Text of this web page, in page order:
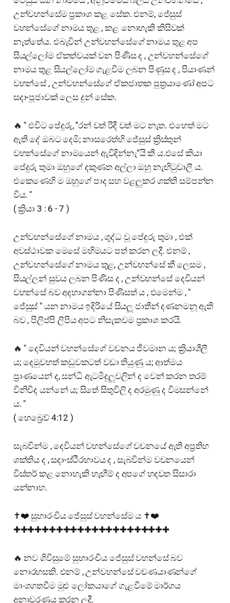
උන්වහන්සේම ප්‍රකාශ කළ සේක. එනම්, ජේසුස්
වහන්සේගේ නාමය තුළ , කළ නොහැකි කිසිවක්
නැත්තේය. එබැවින් උන්වහන්සේගේ නාමය තුළ අප
සියල්ලෝම ඒකත්වයක් වන පිණිස ද , උන්වහන්සේගේ
නාමය තුළ සියල්ලෝම ගැළවීම ලබන පිණුස ද , පියාණන්
වහන්සේ , උන්වහන්සේගේ ඒකජාතක පුත්‍රයාණෝ අපට
සදා-පූජාවක් ලෙස දුන් සේක.
🔥 " එවිට පේදුරු, ''රන් වත් රිදී වත් මට නැත. එහෙත් මට
ඇති දේ ඔබට දෙමි; නාසරෙත්හි ජේසුස් ක්‍රිස්තුන්
වහන්සේගේ නාමයෙන් ඇවිදින්නැ''යි කී ය.එසේ කියා
පේදුරු තුමා ඔහුගේ දකුණත අල්ලා ඔහු නැඟිටුවාලී ය.
එකෙණෙහි ම ඔහුගේ පාද සහ වළලුකර ශක්ති සම්පන්න
විය. "
( ක්‍රියා 3 : 6 - 7 )
උන්වහන්සේගේ නාමය , ශුද්ධ වූ පේදුරු තුමා , එක්
අවස්ථාවක මෙසේ මහිමයට පත් කරන ලදී. එනම් ,
උන්වහන්සේගේ නාමය තුළ, උන්වහන්සේ කී ලෙසම ,
සියල්ලන් සුවය ලබන පිණිස ද , උන්වහන්සේ දෙවියන්
වහන්සේ බව අදහාගන්නා පිණිසත් ය , එමෙන්ම , "
ජේසුස් " යන නාමය ඉදිරියේ සියලූ ජාතීන් දණනමනූ ඇති
බව , පිලිප්පි ලිපිය අපට නිසැකවම ප්‍රකාශ කරයි.
🔥 " දෙවියන් වහන්සේගේ වචනය ජීවමාන ය; ක්‍රියාශීලී
ය; දෙමුවහත් කඩුවකටත් වඩා තියුණු ය; ආත්මය
ප්‍රාණයෙන් ද, සන්ධි ඇටමිදුලුවලින් ද වෙන් කරන තරම්
විනිවිද යන්නේ ය; සිතේ සිතුවිලි ද අරමුණු ද විමසන්නේ
ය. "
( හෙබ්‍රෙව් 4:12 )
සැබවින්ම , දෙවියන් වහන්සේගේ වචනයේ ඇති අප්‍රතිහ
ශක්තිය ද , සදා-ස්ථීරභාවය ද , සැබවින්ම වචනයෙන්
විස්තර් කළ නොහැකි හැඟීම් ද අපගේ හදවත සිසාරා
යන්නාහ.
✝️❤️ සුභාරංචිය ජේසුස් වහන්සේම ය ✝️❤️
✚✚✚✚✚✚✚✚✚✚✚✚✚✚✚✚✚✚✚✚✚✚
🔥 නව ගිවිසුමේ සුභාරංචිය ජේසුස් වහන්සේ බව
නොරහසකි. එනම් , උන්වහන්සේ වචණයාණන්ගේ
මාංශගතවීම මුළු ලෝකයාගේ ගැළවීමේ මාර්ගය
අනාවරණය කරන ලදී.